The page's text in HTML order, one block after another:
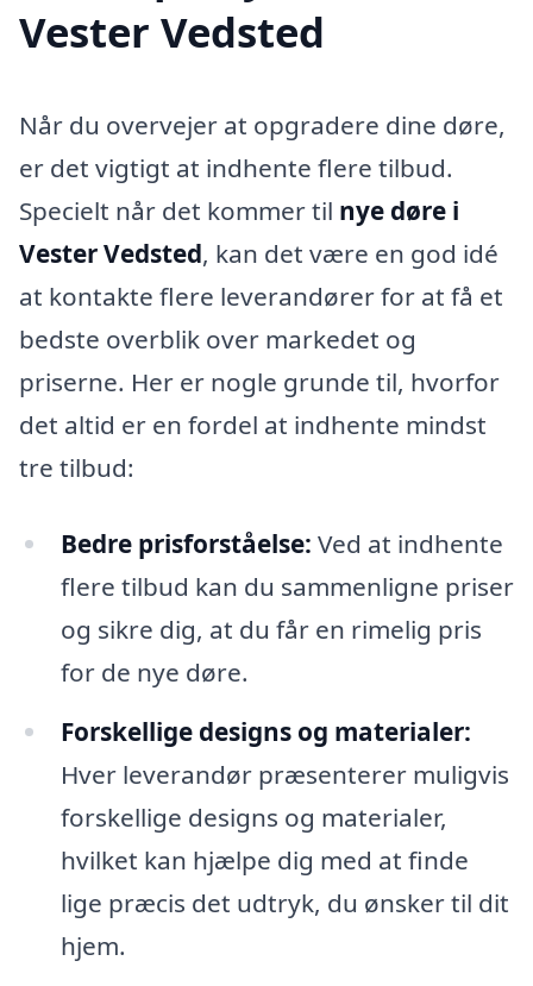
Vester Vedsted
Når du overvejer at opgradere dine døre,
er det vigtigt at indhente flere tilbud.
Specielt når det kommer til nye døre i
Vester Vedsted, kan det være en god idé
at kontakte flere leverandører for at få et
bedste overblik over markedet og
priserne. Her er nogle grunde til, hvorfor
det altid er en fordel at indhente mindst
tre tilbud:
Bedre prisforståelse: Ved at indhente
flere tilbud kan du sammenligne priser
og sikre dig, at du får en rimelig pris
for de nye døre.
Forskellige designs og materialer:
Hver leverandør præsenterer muligvis
forskellige designs og materialer,
hvilket kan hjælpe dig med at finde
lige præcis det udtryk, du ønsker til dit
hjem.